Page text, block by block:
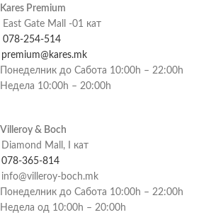
Kares Premium
East Gate Mall -01 кат
078-254-514
premium@kares.mk
Понеделник до Сабота 10:00h – 22:00h
Недела 10:00h – 20:00h
Villeroy & Boch
Diamond Mall, I кат
078-365-814
info@villeroy-boch.mk
Понеделник до Сабота 10:00h – 22:00h
Недела од 10:00h – 20:00h